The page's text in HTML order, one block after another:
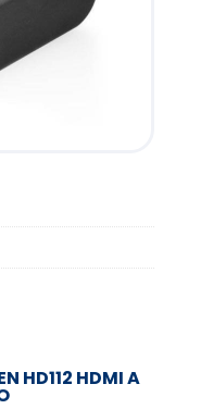
HD112 HDMI A